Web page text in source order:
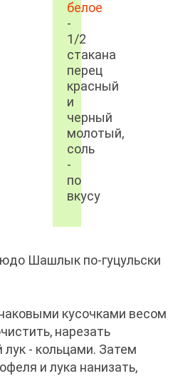
белое
-
1/2
стакана
перец
красный
и
черный
молотый,
соль
-
по
вкусу
Шашлык по-гуцульски
кусочками весом
нарезать
- кольцами. Затем
и лука нанизать,